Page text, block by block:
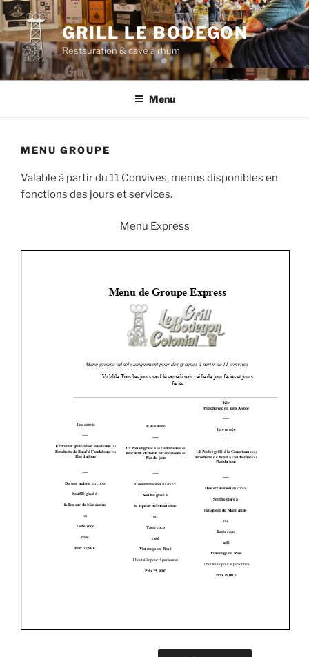
Aller
au
contenu
principal
GRILL LE BODEGON
Restauration & cave à rhum
Menu
MENU GROUPE
Valable à partir du 11 Convives, menus disponibles en
fonctions des jours et services.
Menu Express